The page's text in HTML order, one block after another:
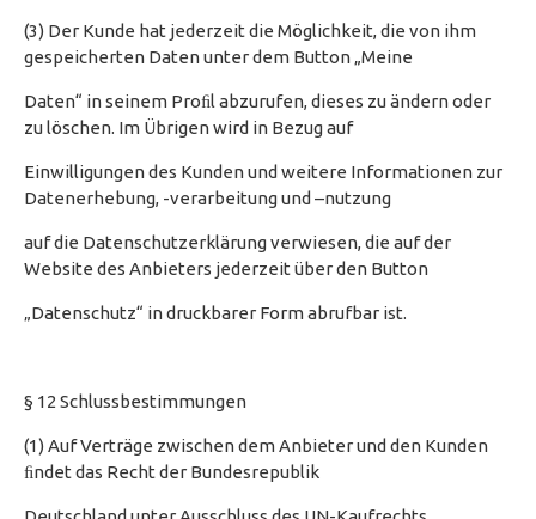
(3) Der Kunde hat jederzeit die Möglichkeit, die von ihm
gespeicherten Daten unter dem Button „Meine
Daten“ in seinem Proﬁl abzurufen, dieses zu ändern oder
zu löschen. Im Übrigen wird in Bezug auf
Einwilligungen des Kunden und weitere Informationen zur
Datenerhebung, -verarbeitung und –nutzung
auf die Datenschutzerklärung verwiesen, die auf der
Website des Anbieters jederzeit über den Button
„Datenschutz“ in druckbarer Form abrufbar ist.
§ 12 Schlussbestimmungen
(1) Auf Verträge zwischen dem Anbieter und den Kunden
ﬁndet das Recht der Bundesrepublik